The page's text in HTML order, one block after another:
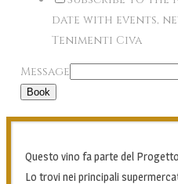
date with events,
Tenimenti Civa
Message
Book
Questo vino fa parte del
Lo trovi nei principali